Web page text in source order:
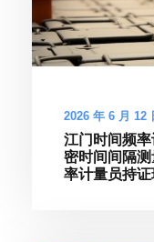
2026 年 6 月 12
江门时间频
密时间间隔
率计量员持证